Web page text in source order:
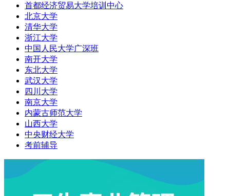
首都经济贸易大学培训中心
北京大学
清华大学
浙江大学
中国人民大学广深班
南开大学
东北大学
武汉大学
四川大学
南京大学
内蒙古师范大学
山西大学
中央财经大学
考前辅导